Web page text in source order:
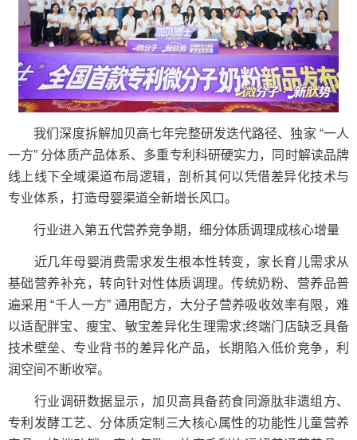
我们深度拆解加贝高七年完整研发迭代路径、独家 “一人
一方” 分体质产品体系、多重专利科研硬实力，同时解读品牌
线上线下全域渠道布局逻辑，剖析其何以凭借差异化技术与
专业体系，打造母婴渠道全新增长风口。
行业进入第五代营养竞争期，细分体质调理成核心增量
近几年母婴消费需求发生根本性转变，家长育儿需求从
基础营养补充，转向针对性体质调理。传统奶粉、营养品普
遍采用 “千人一方” 通用配方，大分子营养吸收效率有限，难
以适配胖宝、瘦宝、敏宝差异化生理需求;终端门店缺乏具备
技术壁垒、专业背书的差异化产品，长期陷入低价竞争，利
润空间不断收窄。
行业调研数据显示，加贝高具备药食同源肽非遗组方、
专利发酵工艺、分体质定制三大核心属性的功能性儿童营养